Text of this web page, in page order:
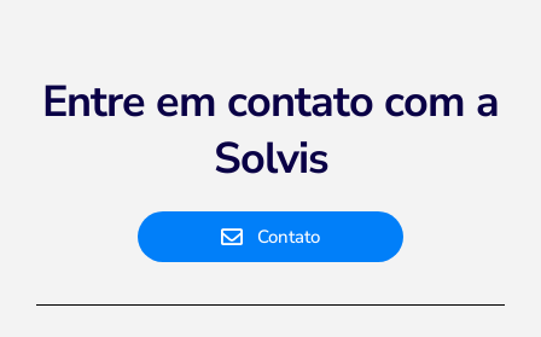
Entre em contato com a
Solvis
Contato